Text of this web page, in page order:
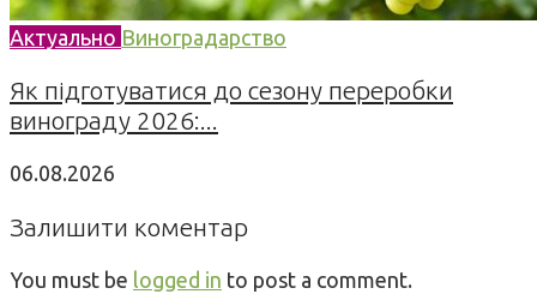
Актуально Виноградарство
Як підготуватися до сезону переробки
винограду 2026:...
06.08.2026
Залишити коментар
You must be logged in to post a comment.